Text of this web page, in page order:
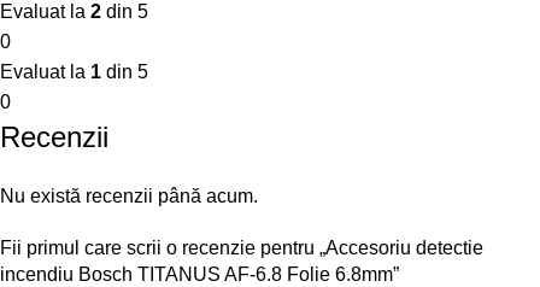
Evaluat la 2 din 5
0
Evaluat la 1 din 5
0
Recenzii
Nu există recenzii până acum.
Fii primul care scrii o recenzie pentru „Accesoriu detectie
incendiu Bosch TITANUS AF-6.8 Folie 6.8mm”